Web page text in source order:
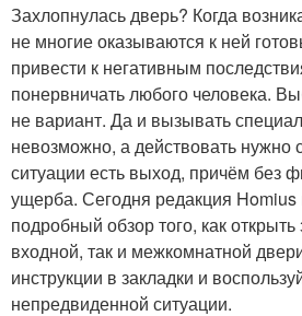
Захлопнулась дверь? Когда
не многие оказываются к ней
привести к негативным
понервничать любого человека.
не вариант. Да и вызывать
невозможно, а действовать нужно
ситуации есть выход, причём без
ущерба. Сегодня редакция Homius
подробный обзор того, как
входной, так и межкомнатной
инструкции в закладки и
непредвиденной ситуации.